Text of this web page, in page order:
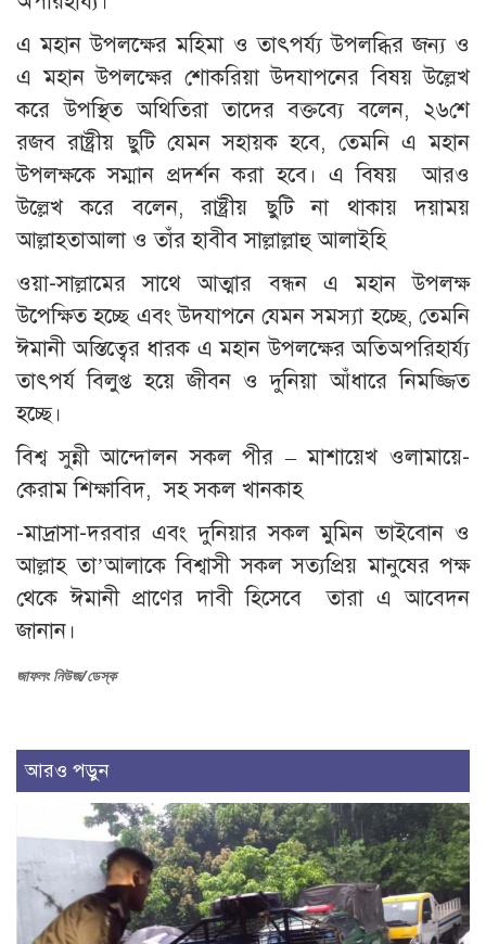
এ মহান উপলক্ষের মহিমা ও তাৎপর্য্য উপলব্ধির জন্য ও
এ মহান উপলক্ষের শোকরিয়া উদযাপনের বিষয় উল্লেখ
করে উপস্থিত অথিতিরা তাদের বক্তব্যে বলেন, ২৬শে
রজব রাষ্ট্রীয় ছুটি যেমন সহায়ক হবে, তেমনি এ মহান
উপলক্ষকে সম্মান প্রদর্শন করা হবে। এ বিষয় আরও
উল্লেখ করে বলেন, রাষ্ট্রীয় ছুটি না থাকায় দয়াময়
আল্লাহতাআলা ও তাঁর হাবীব সাল্লাল্লাহু আলাইহি
ওয়া-সাল্লামের সাথে আত্মার বন্ধন এ মহান উপলক্ষ
উপেক্ষিত হচ্ছে এবং উদযাপনে যেমন সমস্যা হচ্ছে, তেমনি
ঈমানী অস্তিত্বের ধারক এ মহান উপলক্ষের অতিঅপরিহার্য্য
তাৎপর্য বিলুপ্ত হয়ে জীবন ও দুনিয়া আঁধারে নিমজ্জিত
হচ্ছে।
বিশ্ব সুন্নী আন্দোলন সকল পীর – মাশায়েখ ওলামায়ে-
কেরাম শিক্ষাবিদ, সহ সকল খানকাহ
-মাদ্রাসা-দরবার এবং দুনিয়ার সকল মুমিন ভাইবোন ও
আল্লাহ তা’আলাকে বিশ্বাসী সকল সত্যপ্রিয় মানুষের পক্ষ
থেকে ঈমানী প্রাণের দাবী হিসেবে তারা এ আবেদন
জানান।
জাফলং নিউজ/ডেস্ক
আরও পড়ুন